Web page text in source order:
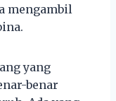
mengambil
yang
benar